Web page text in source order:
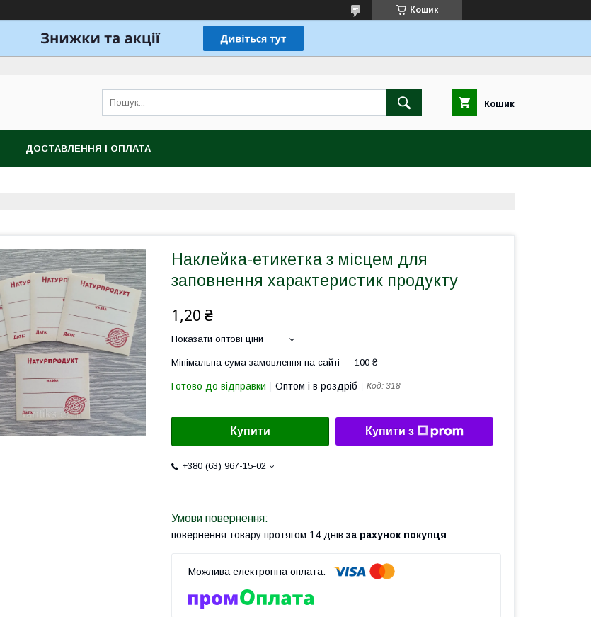
Кошик
Кошик
ДОСТАВЛЕННЯ І ОПЛАТА
Наклейка-етикетка з місцем для
заповнення характеристик продукту
1,20 ₴
Показати оптові ціни
Мінімальна сума замовлення на сайті — 100 ₴
Готово до відправки Оптом і в роздріб Код: 318
Купити Купити з
+380 (63) 967-15-02
повернення товару протягом 14 днів за рахунок покупця